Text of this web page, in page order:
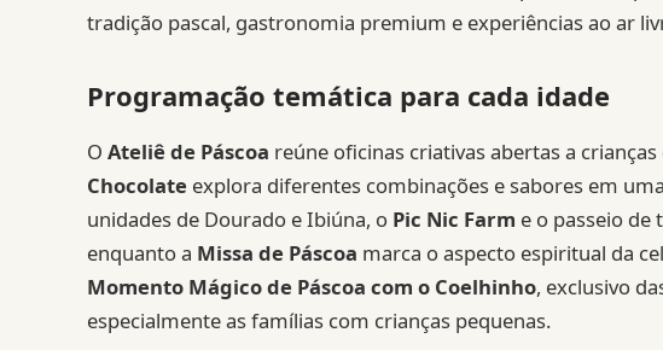
tradição pascal, gastronomia premium e experiências ao ar
Programação temática para cada idade
O Ateliê de Páscoa reúne oficinas criativas abertas a crianças
Chocolate explora diferentes combinações e sabores em
unidades de Dourado e Ibiúna, o Pic Nic Farm e o passeio
enquanto a Missa de Páscoa marca o aspecto espiritual da
Momento Mágico de Páscoa com o Coelhinho, exclusivo
especialmente as famílias com crianças pequenas.